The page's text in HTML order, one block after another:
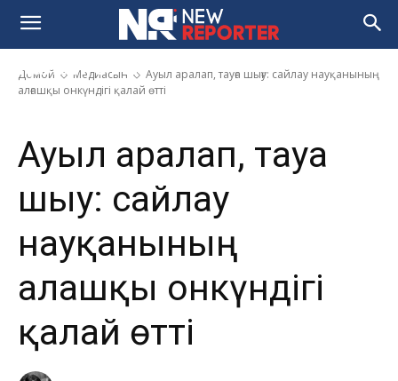
Домой Медиасын
Ауыл аралап, тауға шығу: сайлау науқанының
алғашқы онкүндігі қалай өтті
Ауыл аралап, тауға шығу: сайлау
науқанының алғашқы онкүндігі
қалай өтті
Ауыл аралап, тауға
шығу: сайлау
науқанының
алғашқы онкүндігі
қалай өтті